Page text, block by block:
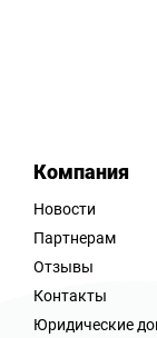
Компания
Новости
Партнерам
Отзывы
Контакты
Юридические